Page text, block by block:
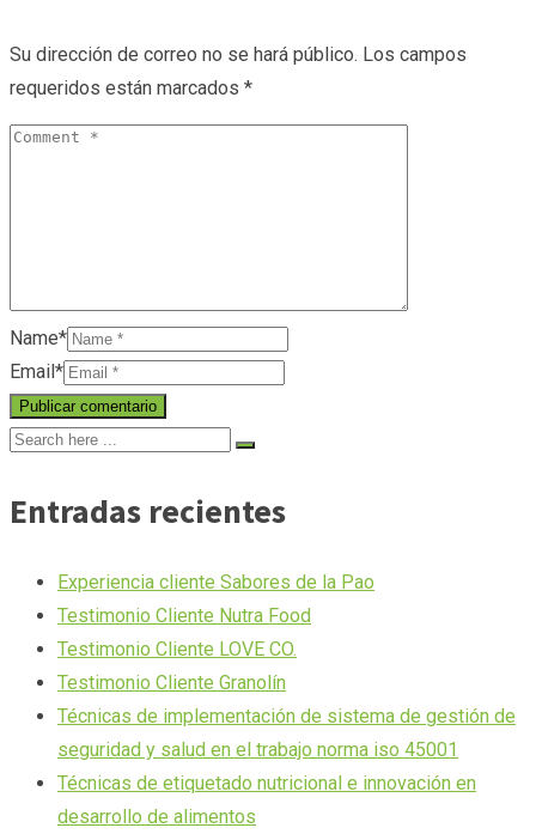
Su dirección de correo no se hará público. Los campos
requeridos están marcados *
Name*
Email*
Entradas recientes
Experiencia cliente Sabores de la Pao
Testimonio Cliente Nutra Food
Testimonio Cliente LOVE CO.
Testimonio Cliente Granolín
Técnicas de implementación de sistema de gestión de
seguridad y salud en el trabajo norma iso 45001
Técnicas de etiquetado nutricional e innovación en
desarrollo de alimentos